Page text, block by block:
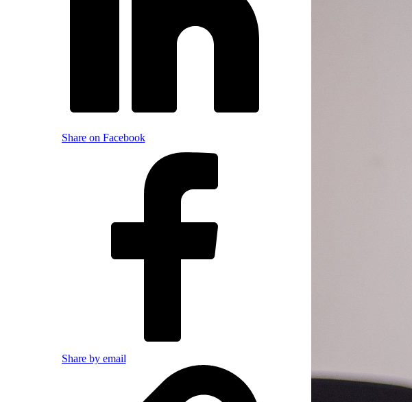
Share on Facebook
Share by email